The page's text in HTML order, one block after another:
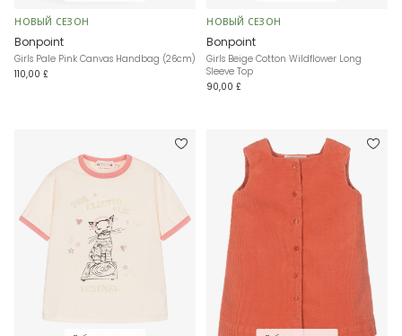
НОВЫЙ СЕЗОН
Bonpoint
Girls Pale Pink Canvas Handbag (26cm)
110,00 £
НОВЫЙ СЕЗОН
Bonpoint
Girls Beige Cotton Wildflower Long
Sleeve Top
90,00 £